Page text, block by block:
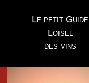
Le petit Guide
Loisel
des vins